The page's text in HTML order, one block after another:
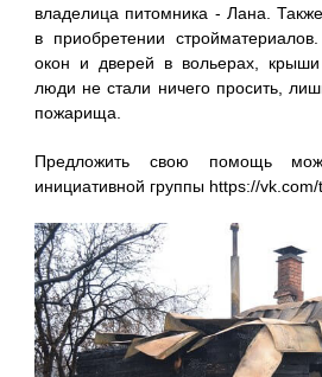
владелица питомника - Лана.
в приобретении
окон и дверей в вольерах,
люди не стали ничего просить,
пожарища.
Предложить свою помощь
инициативной группы https://